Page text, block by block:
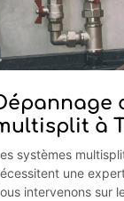
à
systèmes
une
intervenons sur